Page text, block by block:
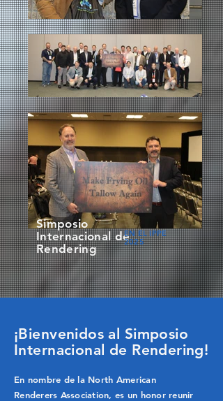
Simposio
Internacional de
Rendering
EN EL IPPE
2025
¡Bienvenidos al Simposio
Internacional de Rendering!
En nombre de la North American
Renderers Association, es un honor reunir